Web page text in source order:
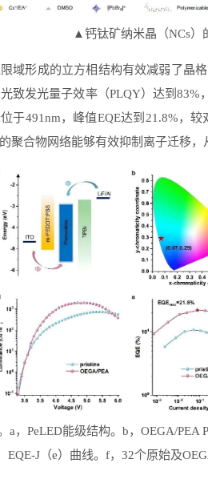
▲钙钛矿纳米晶（NCs）
域形成的立方相结构有效减弱了晶
致发光量子效率（PLQY）达到
于491nm，峰值EQE达到21.8%，
聚合物网络能够有效抑制离子迁移，
a，PeLED能级结构。b，OEGA/PEA
EQE-J（e）曲线。f，32个原始及